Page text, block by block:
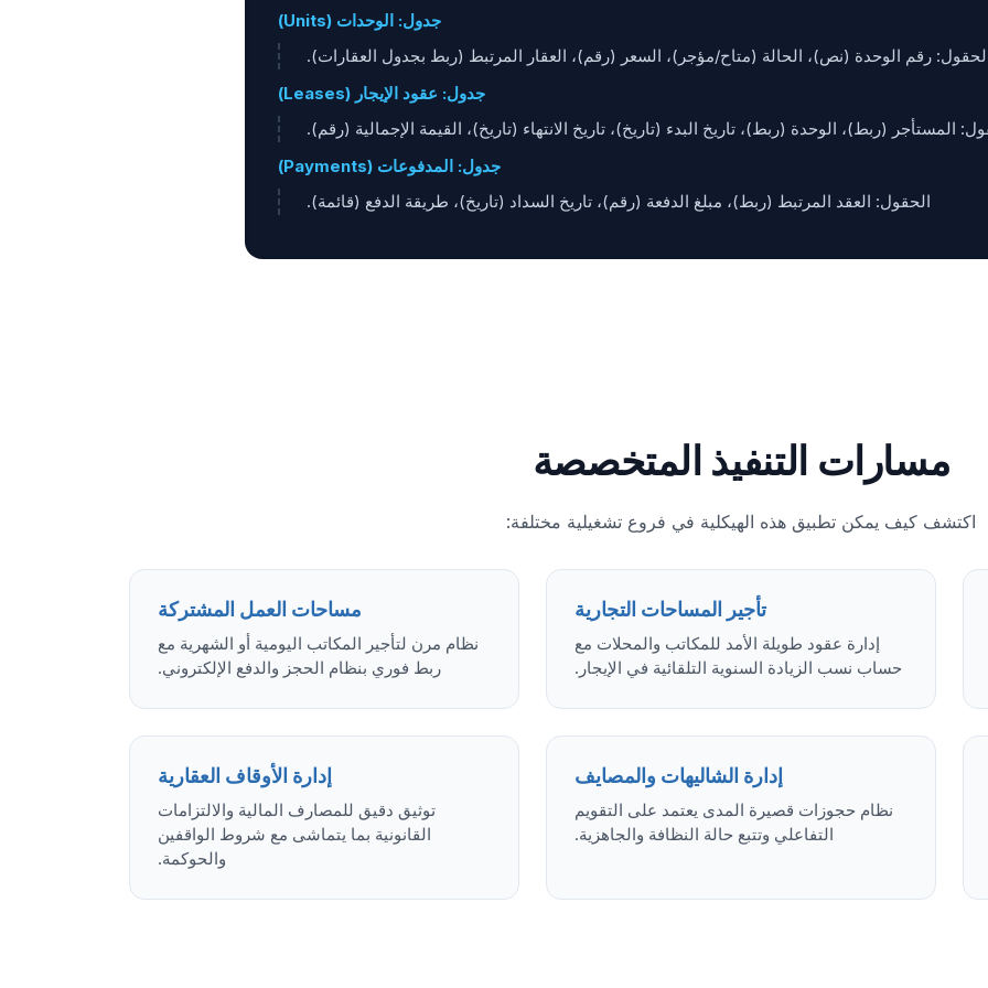
جدول: الوحدات (Units)
رقم الوحدة (نص)، الحالة (متاح/مؤجر)، السعر (رقم)، العقار المرتبط (ربط بجدول العقارات).
جدول: عقود الإيجار (Leases)
المستأجر (ربط)، الوحدة (ربط)، تاريخ البدء (تاريخ)، تاريخ الانتهاء (تاريخ)، القيمة الإجمالية (رقم).
جدول: المدفوعات (Payments)
الحقول: العقد المرتبط (ربط)، مبلغ الدفعة (رقم)، تاريخ السداد (تاريخ)، طريقة الدفع (قائمة).
مسارات التنفيذ المتخصصة
اكتشف كيف يمكن تطبيق هذه الهيكلية في فروع تشغيلية مختلفة:
تأجير المساحات التجارية
إدارة عقود طويلة الأمد للمكاتب والمحلات مع
حساب نسب الزيادة السنوية التلقائية في الإيجار.
مساحات العمل المشتركة
نظام مرن لتأجير المكاتب اليومية أو الشهرية مع
ربط فوري بنظام الحجز والدفع الإلكتروني.
إدارة الشاليهات والمصايف
نظام حجوزات قصيرة المدى يعتمد على التقويم
التفاعلي وتتبع حالة النظافة والجاهزية.
إدارة الأوقاف العقارية
توثيق دقيق للمصارف المالية والالتزامات
القانونية بما يتماشى مع شروط الواقفين
والحوكمة.